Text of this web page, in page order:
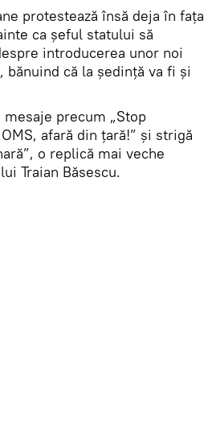
protestează însă deja în fața
ca șeful statului să
introducerea unor noi
că la ședință va fi și
precum „Stop
afară din țară!” și strigă
o replică mai veche
Traian Băsescu.